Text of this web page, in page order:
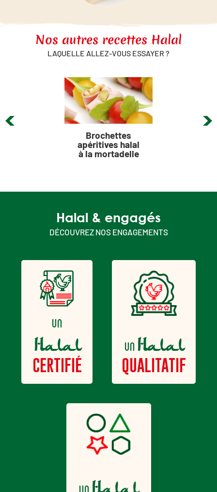
Nos autres recettes Halal
LAQUELLE ALLEZ-VOUS ESSAYER ?
Brochettes
apéritives halal
à la mortadelle
Halal & engagés
DÉCOUVREZ NOS ENGAGEMENTS
un
Halal
CERTIFIÉ
unHalal
QUALITATIF
Halal